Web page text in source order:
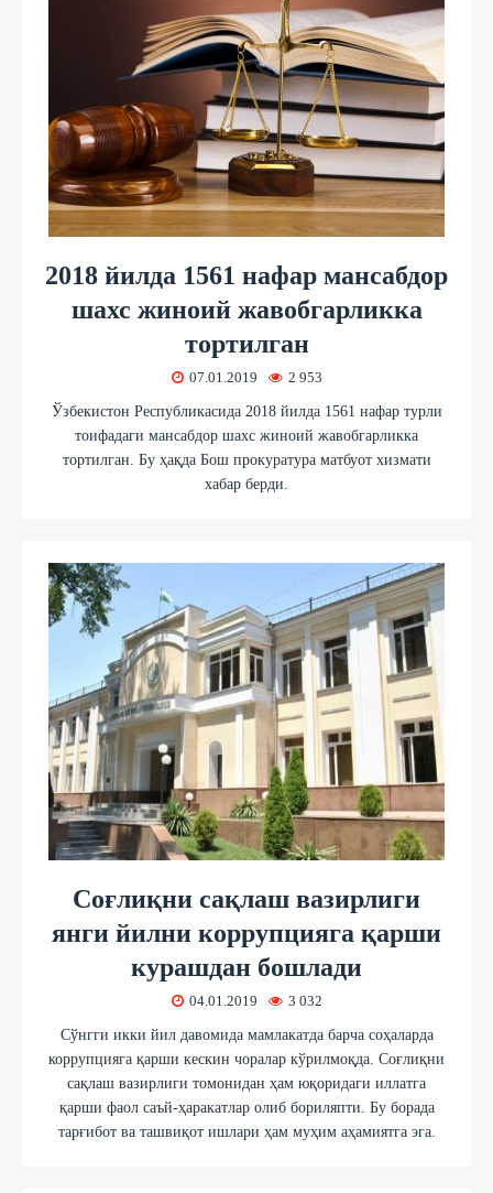
2018 йилда 1561 нафар мансабдор
шахс жиноий жавобгарликка
тортилган
07.01.2019 2 953
Ўзбекистон Республикасида 2018 йилда 1561 нафар турли
тоифадаги мансабдор шахс жиноий жавобгарликка
тортилган. Бу ҳақда Бош прокуратура матбуот хизмати
хабар берди.
Соғлиқни сақлаш вазирлиги
янги йилни коррупцияга қарши
курашдан бошлади
04.01.2019 3 032
Сўнгги икки йил давомида мамлакатда барча соҳаларда
коррупцияга қарши кескин чоралар кўрилмоқда. Соғлиқни
сақлаш вазирлиги томонидан ҳам юқоридаги иллатга
қарши фаол саъй-ҳаракатлар олиб бориляпти. Бу борада
тарғибот ва ташвиқот ишлари ҳам муҳим аҳамиятга эга.